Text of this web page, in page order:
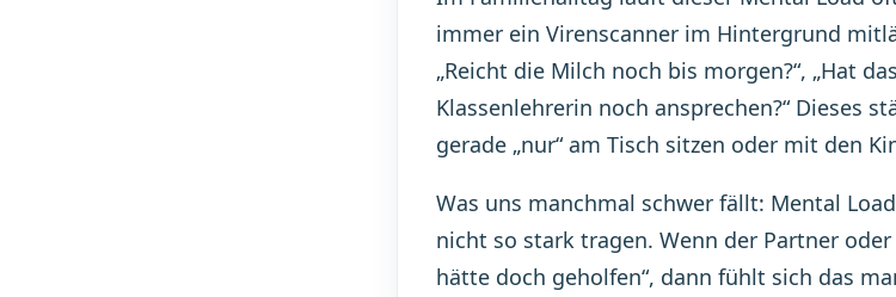
immer ein Virenscanner im Hintergrund
„Reicht die Milch noch bis morgen?“, „Hat
Klassenlehrerin noch ansprechen?“ Dieses
gerade „nur“ am Tisch sitzen oder mit den
Was uns manchmal schwer fällt: Mental
nicht so stark tragen. Wenn der Partner
hätte doch geholfen“, dann fühlt sich das